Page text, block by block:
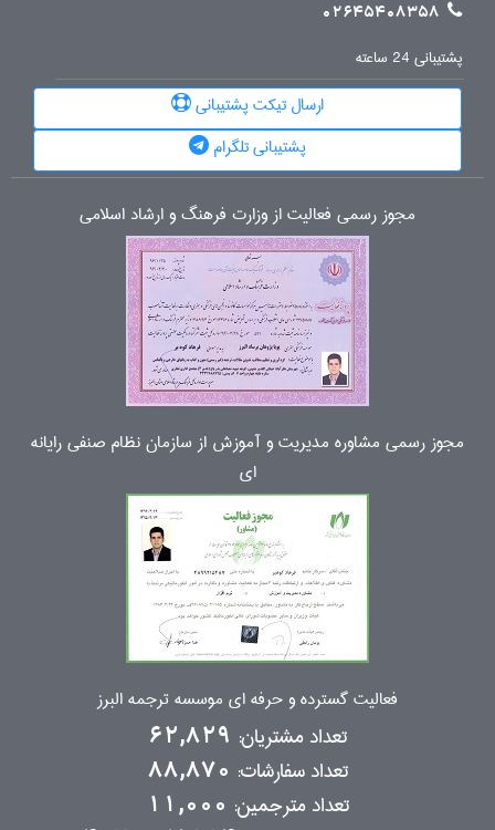
02645408358
پشتیبانی 24 ساعته
ارسال تیکت پشتیبانی
پشتیبانی تلگرام
مجوز رسمی فعالیت از وزارت فرهنگ و ارشاد اسلامی
مجوز رسمی مشاوره مدیریت و آموزش از سازمان نظام صنفی رایانه
ای
فعالیت گسترده و حرفه ای موسسه ترجمه البرز
تعداد مشتریان: 62,829
تعداد سفارشات: 88,870
تعداد مترجمین: 11,000